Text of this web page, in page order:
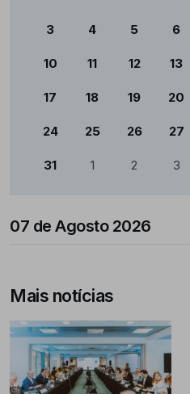
3 4 5 6
10 11 12 13
17 18 19 20
24 25 26 27
31 1 2 3
07 de Agosto 2026
Mais notícias